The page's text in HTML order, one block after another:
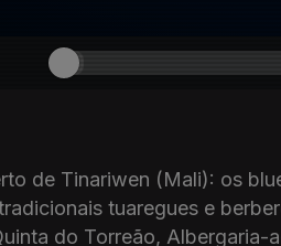
de Tinariwen (Mali): os
tuaregues e
do Torreão, Albergaria-